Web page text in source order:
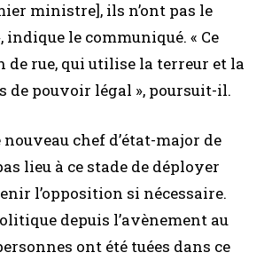
ministre], ils n’ont pas le
le communiqué. « Ce
de rue, qui utilise la terreur et la
de pouvoir légal », poursuit-il.
chef d’état-major de
lieu à ce stade de déployer
l’opposition si nécessaire.
depuis l’avènement au
ont été tuées dans ce